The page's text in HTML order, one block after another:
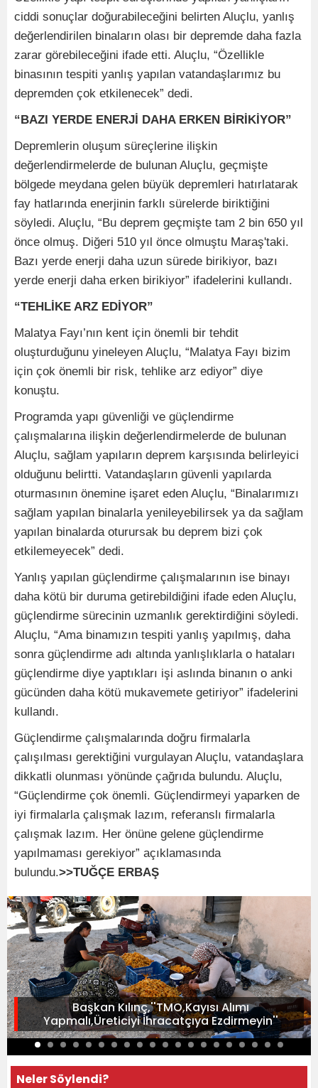
ciddi sonuçlar doğurabileceğini belirten Aluçlu, yanlış
değerlendirilen binaların olası bir depremde daha fazla
zarar görebileceğini ifade etti. Aluçlu, “Özellikle
binasının tespiti yanlış yapılan vatandaşlarımız bu
depremden çok etkilenecek” dedi.
“BAZI YERDE ENERJİ DAHA ERKEN BİRİKİYOR”
Depremlerin oluşum süreçlerine ilişkin
değerlendirmelerde de bulunan Aluçlu, geçmişte
bölgede meydana gelen büyük depremleri hatırlatarak
fay hatlarında enerjinin farklı sürelerde biriktiğini
söyledi. Aluçlu, “Bu deprem geçmişte tam 2 bin 650 yıl
önce olmuş. Diğeri 510 yıl önce olmuştu Maraş'taki.
Bazı yerde enerji daha uzun sürede birikiyor, bazı
yerde enerji daha erken birikiyor” ifadelerini kullandı.
“TEHLİKE ARZ EDİYOR”
Malatya Fayı’nın kent için önemli bir tehdit
oluşturduğunu yineleyen Aluçlu, “Malatya Fayı bizim
için çok önemli bir risk, tehlike arz ediyor” diye
konuştu.
Programda yapı güvenliği ve güçlendirme
çalışmalarına ilişkin değerlendirmelerde de bulunan
Aluçlu, sağlam yapıların deprem karşısında belirleyici
olduğunu belirtti. Vatandaşların güvenli yapılarda
oturmasının önemine işaret eden Aluçlu, “Binalarımızı
sağlam yapılan binalarla yenileyebilirsek ya da sağlam
yapılan binalarda oturursak bu deprem bizi çok
etkilemeyecek” dedi.
Yanlış yapılan güçlendirme çalışmalarının ise binayı
daha kötü bir duruma getirebildiğini ifade eden Aluçlu,
güçlendirme sürecinin uzmanlık gerektirdiğini söyledi.
Aluçlu, “Ama binamızın tespiti yanlış yapılmış, daha
sonra güçlendirme adı altında yanlışlıklarla o hataları
güçlendirme diye yaptıkları işi aslında binanın o anki
gücünden daha kötü mukavemete getiriyor” ifadelerini
kullandı.
Güçlendirme çalışmalarında doğru firmalarla
çalışılması gerektiğini vurgulayan Aluçlu, vatandaşlara
dikkatli olunması yönünde çağrıda bulundu. Aluçlu,
“Güçlendirme çok önemli. Güçlendirmeyi yaparken de
iyi firmalarla çalışmak lazım, referanslı firmalarla
çalışmak lazım. Her önüne gelene güçlendirme
yapılmaması gerekiyor” açıklamasında
bulundu.>>TUĞÇE ERBAŞ
Başkan Kılınç,''TMO,Kayısı Alımı
Yapmalı,Üreticiyi İhracatçıya Ezdirmeyin''
Neler Söylendi?